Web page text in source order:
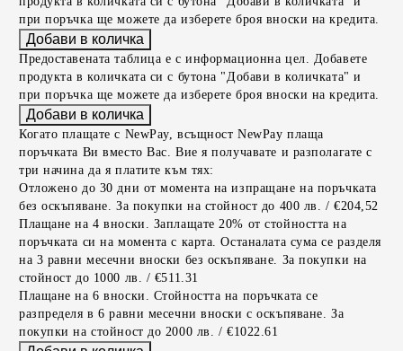
при поръчка ще можете да изберете броя вноски на кредита.
Предоставената таблица е с информационна цел. Добавете
продукта в количката си с бутона "Добави в количката" и
при поръчка ще можете да изберете броя вноски на кредита.
Когато плащате с NewPay, всъщност NewPay плаща
поръчката Ви вместо Вас. Вие я получавате и разполагате с
три начина да я платите към тях:
Отложено до 30 дни от момента на изпращане на поръчката
без оскъпяване. За покупки на стойност до 400 лв. / €204,52
Плащане на 4 вноски. Заплащате 20% от стойността на
поръчката си на момента с карта. Останалата сума се разделя
на 3 равни месечни вноски без оскъпяване. За покупки на
стойност до 1000 лв. / €511.31
Плащане на 6 вноски. Стойността на поръчката се
разпределя в 6 равни месечни вноски с оскъпяване. За
покупки на стойност до 2000 лв. / €1022.61